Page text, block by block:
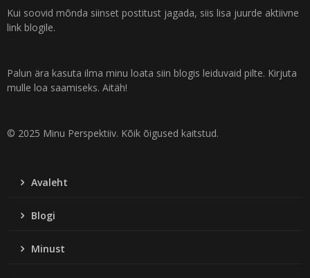
Kui soovid mõnda siinset postitust jagada, siis lisa juurde aktiivne
link blogile.
Palun ära kasuta ilma minu loata siin blogis leiduvaid pilte. Kirjuta
mulle loa saamiseks. Aitäh!
© 2025 Minu Perspektiiv. Kõik õigused kaitstud.
Avaleht
Blogi
Minust